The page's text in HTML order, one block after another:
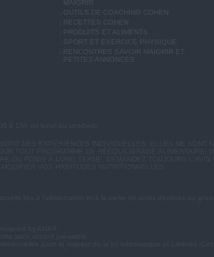
MAIGRIR
OUTILS DE COACHING COHEN
RECETTES COHEN
PRODUITS ET ALIMENTS
SPORT ET EXERCICE PHYSIQUE
RENCONTRES SAVOIR MAIGRIR ET
PETITES ANNONCES